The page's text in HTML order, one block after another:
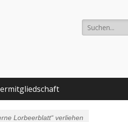
Suchen
nach:
Lorbeerblatt“ verliehen